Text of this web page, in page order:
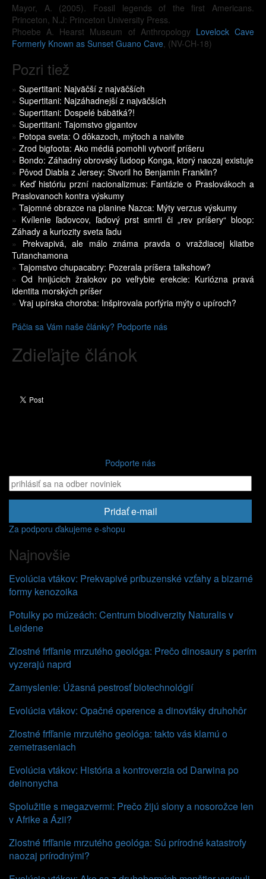
Mayor, A. (2005). Fossil legends of the first Americans.
Princeton, N.J: Princeton University Press.
Phoebe A. Hearst Museum of Anthropology Lovelock Cave
Formerly Known as Sunset Guano Cave , (NV-CH-18)
Pozri tiež
» Supertitani: Najväčší z najväčších
» Supertitani: Najzáhadnejší z najväčších
» Supertitani: Dospelé bábätká?!
» Supertitani: Tajomstvo gigantov
» Potopa sveta: O dôkazoch, mýtoch a naivite
» Zrod bigfoota: Ako médiá pomohli vytvoriť príšeru
» Bondo: Záhadný obrovský ľudoop Konga, ktorý naozaj existuje
» Pôvod Diabla z Jersey: Stvoril ho Benjamin Franklin?
» Keď históriu przní nacionalizmus: Fantázie o Praslovákoch a
Praslovanoch kontra výskumy
» Tajomné obrazce na planine Nazca: Mýty verzus výskumy
» Kvílenie ľadovcov, ľadový prst smrti či „rev príšery“ bloop:
Záhady a kuriozity sveta ľadu
» Prekvapivá, ale málo známa pravda o vraždiacej kliatbe
Tutanchamona
» Tajomstvo chupacabry: Pozerala príšera talkshow?
»Od hnijúcich žralokov po veľrybie erekcie: Kuriózna pravá
identita morských príšer
» Vraj upírska choroba: Inšpirovala porfýria mýty o upíroch?
Páčia sa Vám naše články? Podporte nás
Zdieľajte článok
Podporte nás
Pridať e-mail
Za podporu ďakujeme e-shopu
Najnovšie
Evolúcia vtákov: Prekvapivé príbuzenské vzťahy a bizarné
formy kenozoika
Potulky po múzeách: Centrum biodiverzity Naturalis v
Leidene
Zlostné frfľanie mrzutého geológa: Prečo dinosaury s perím
vyzerajú naprd
Zamyslenie: Úžasná pestrosť biotechnológií
Evolúcia vtákov: Opačné operence a dinovtáky druhohôr
Zlostné frfľanie mrzutého geológa: takto vás klamú o
zemetraseniach
Evolúcia vtákov: História a kontroverzia od Darwina po
deinonycha
Spolužitie s megazvermi: Prečo žijú slony a nosorožce len
v Afrike a Ázii?
Zlostné frfľanie mrzutého geológa: Sú prírodné katastrofy
naozaj prírodnými?